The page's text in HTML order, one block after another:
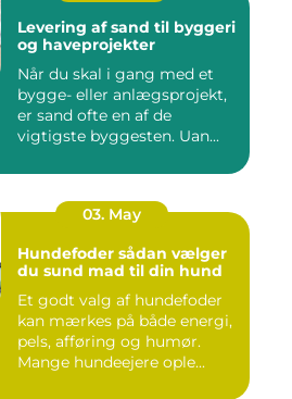
Levering af sand til byggeri
og haveprojekter
Når du skal i gang med et
bygge- eller anlægsprojekt,
er sand ofte en af de
vigtigste byggesten. Uan...
03. May
Hundefoder sådan vælger
du sund mad til din hund
Et godt valg af hundefoder
kan mærkes på både energi,
pels, afføring og humør.
Mange hundeejere ople...